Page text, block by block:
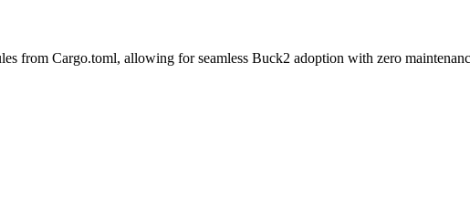
from Cargo.toml, allowing for seamless Buck2 adoption with zero